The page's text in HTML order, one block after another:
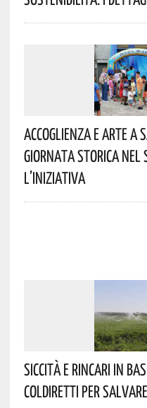
Accoglienza E Arte A
Giornata Storica Nel
L’iniziativa
Siccità E Rincari In
Coldiretti Per